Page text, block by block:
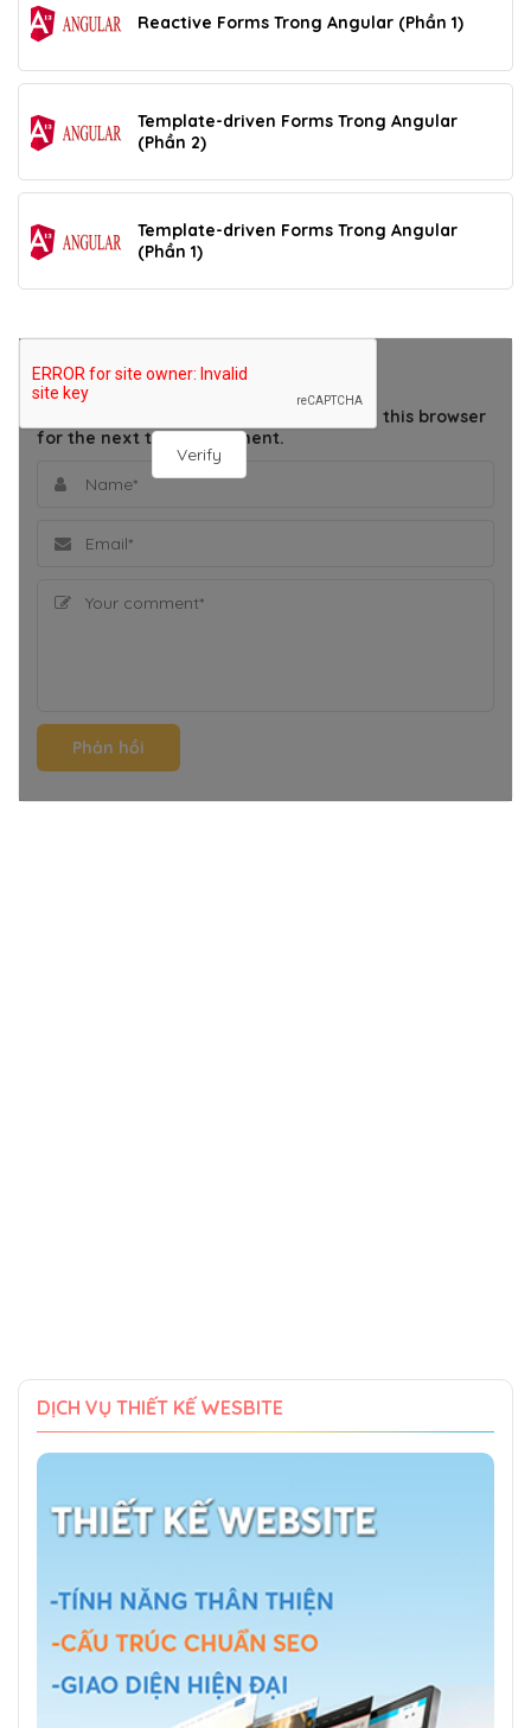
Reactive Forms Trong Angular (Phần 1)
Template-driven Forms Trong Angular
(Phần 2)
Template-driven Forms Trong Angular
(Phần 1)
Verify
THÊM BÌNH LUẬN
Save my name, email, and website in this browser
for the next time I comment.
DỊCH VỤ THIẾT KẾ WESBITE